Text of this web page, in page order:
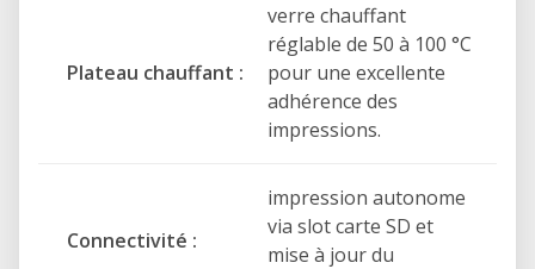
Plateau chauffant :
verre chauffant
réglable de 50 à 100 °C
pour une excellente
adhérence des
impressions.
Connectivité :
impression autonome
via slot carte SD et
mise à jour du